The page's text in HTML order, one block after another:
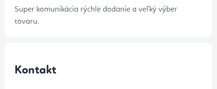
Super komunikácia rýchle dodanie a veľký výber
tovaru.
Kontakt